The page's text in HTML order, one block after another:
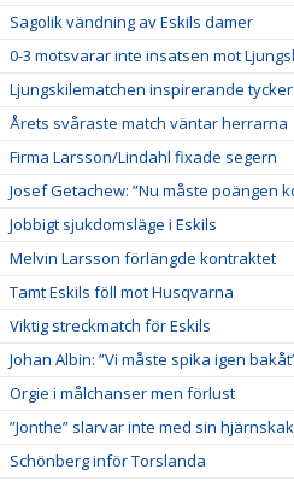
Sagolik vändning av Eskils damer
0-3 motsvarar inte insatsen mot
Ljungskilematchen inspirerande tycker
Årets svåraste match väntar herrarna
Firma Larsson/Lindahl fixade segern
Josef Getachew: ”Nu måste poängen
Jobbigt sjukdomsläge i Eskils
Melvin Larsson förlängde kontraktet
Tamt Eskils föll mot Husqvarna
Viktig streckmatch för Eskils
Johan Albin: ”Vi måste spika igen
Orgie i målchanser men förlust
”Jonthe” slarvar inte med sin
Schönberg inför Torslanda